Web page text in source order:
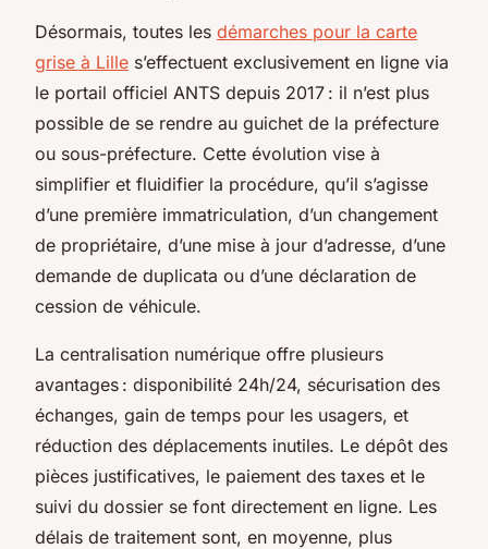
Désormais, toutes les démarches pour la carte
grise à Lille s’effectuent exclusivement en ligne via
le portail officiel ANTS depuis 2017 : il n’est plus
possible de se rendre au guichet de la préfecture
ou sous-préfecture. Cette évolution vise à
simplifier et fluidifier la procédure, qu’il s’agisse
d’une première immatriculation, d’un changement
de propriétaire, d’une mise à jour d’adresse, d’une
demande de duplicata ou d’une déclaration de
cession de véhicule.
La centralisation numérique offre plusieurs
avantages : disponibilité 24h/24, sécurisation des
échanges, gain de temps pour les usagers, et
réduction des déplacements inutiles. Le dépôt des
pièces justificatives, le paiement des taxes et le
suivi du dossier se font directement en ligne. Les
délais de traitement sont, en moyenne, plus